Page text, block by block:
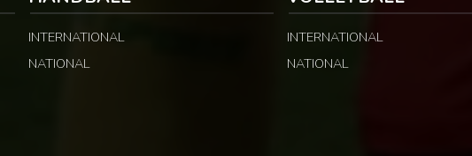
INTERNATIONAL
NATIONAL
INTERNATIONAL
NATIONAL